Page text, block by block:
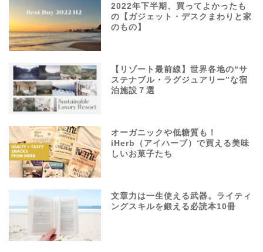
2022年下半期、買ってよかったも
の【ガジェット・デスクまわりと家
のもの】
【リゾート最前線】世界各地の“サ
ステナブル・ラグジュアリー”な宿
泊施設７選
オーガニックや低糖質も！
iHerb（アイハーブ）で買える美味
しいお菓子たち
文章力は一生使える武器。ライティ
ングスキルを鍛える必読本10冊